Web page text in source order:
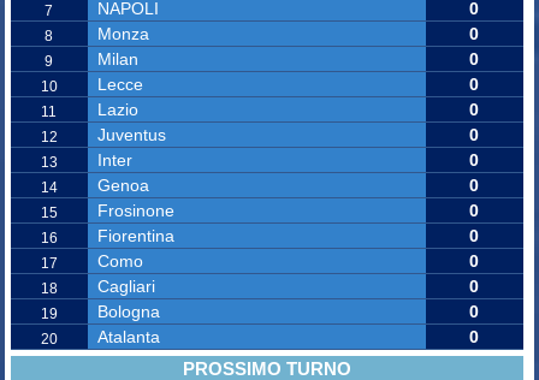
7 NAPOLI 0
8 Monza 0
9 Milan 0
10 Lecce 0
11 Lazio 0
12 Juventus 0
13 Inter 0
14 Genoa 0
15 Frosinone 0
16 Fiorentina 0
17 Como 0
18 Cagliari 0
19 Bologna 0
20 Atalanta 0
PROSSIMO TURNO